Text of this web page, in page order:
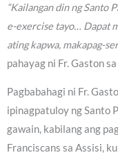
“Kailangan din ng Santo
e-exercise tayo… Dapat
ating kapwa, makapag-
pahayag ni Fr. Gaston
Pagbabahagi ni Fr.
ipinagpatuloy ng Santo
gawain, kabilang ang
Franciscans sa Assisi,